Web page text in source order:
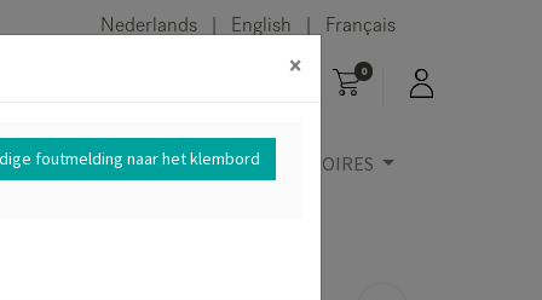
Nederlands English Français
0
BUITENMEUBELEN ACCESSOIRES
×
foutmelding naar het klembord